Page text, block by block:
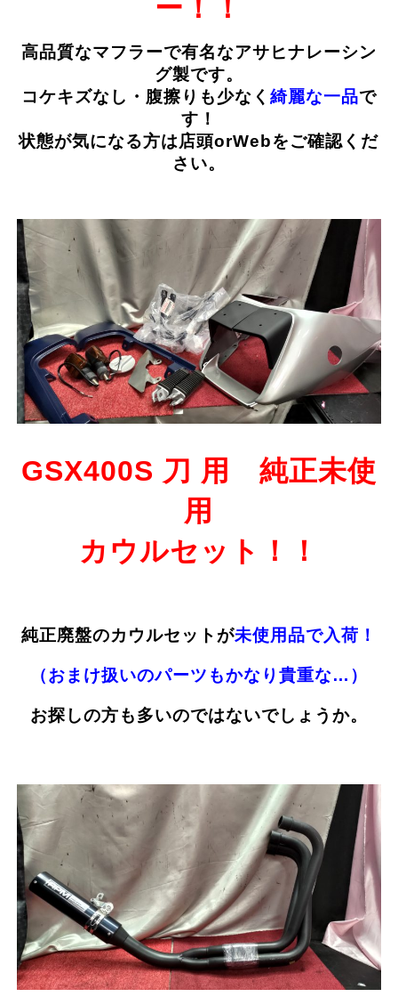
ー！！
高品質なマフラーで有名なアサヒナレーシン
グ製です。
コケキズなし・腹擦りも少なく 綺麗な一品で
す！
状態が気になる方は店頭orWebをご確認くだ
さい。
GSX400S 刀 用 純正未使
用
カウルセット！！
純正廃盤のカウルセットが未使用品で入荷！
（おまけ扱いのパーツもかなり貴重な…）
お探しの方も多いのではないでしょうか。